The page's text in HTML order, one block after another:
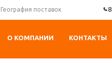
География поставок
О КОМПАНИИ КОНТАКТЫ